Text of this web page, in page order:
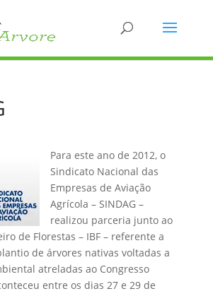
Para este ano de 2012, o
Sindicato Nacional das
Empresas de Aviação
Agrícola – SINDAG –
realizou parceria junto ao
de Florestas – IBF – referente a
de árvores nativas voltadas a
atreladas ao Congresso
entre os dias 27 e 29 de